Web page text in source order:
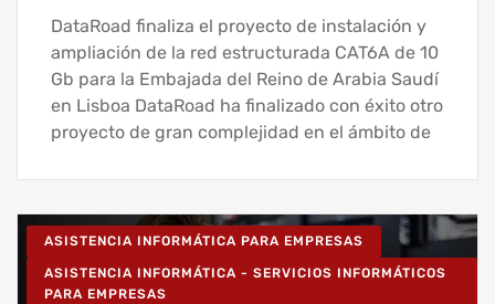
DataRoad finaliza el proyecto de instalación y
ampliación de la red estructurada CAT6A de 10
Gb para la Embajada del Reino de Arabia Saudí
en Lisboa DataRoad ha finalizado con éxito otro
proyecto de gran complejidad en el ámbito de
ASISTENCIA INFORMÁTICA PARA EMPRESAS
ASISTENCIA INFORMÁTICA - SERVICIOS INFORMÁTICOS
PARA EMPRESAS